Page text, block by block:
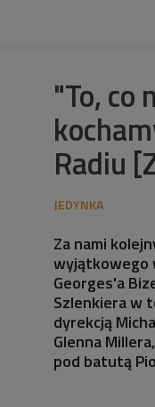
"To, co
Radiu
Za nami
wyjątkowego
Georges'a
Szlenkiera w
dyrekcją
Glenna
pod batutą